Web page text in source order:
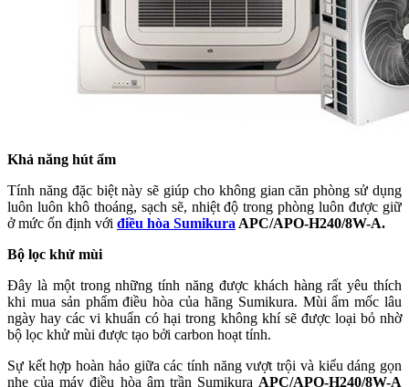
Khả năng hút ẩm
Tính năng đặc biệt này sẽ giúp cho không gian căn phòng sử dụng
luôn luôn khô thoáng, sạch sẽ, nhiệt độ trong phòng luôn được giữ
ở mức ổn định với điều hòa Sumikura APC/APO-H240/8W-A.
Bộ lọc khử mùi
Đây là một trong những tính năng được khách hàng rất yêu thích
khi mua sản phẩm điều hòa của hãng Sumikura. Mùi ẩm mốc lâu
ngày hay các vi khuẩn có hại trong không khí sẽ được loại bỏ nhờ
bộ lọc khử mùi được tạo bởi carbon hoạt tính.
Sự kết hợp hoàn hảo giữa các tính năng vượt trội và kiểu dáng gọn
nhẹ của máy điều hòa âm trần Sumikura APC/APO-H240/8W-A